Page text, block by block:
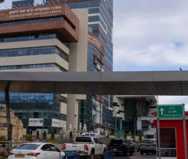
Israel
Jenseits des Schlachtfelds:
Leben